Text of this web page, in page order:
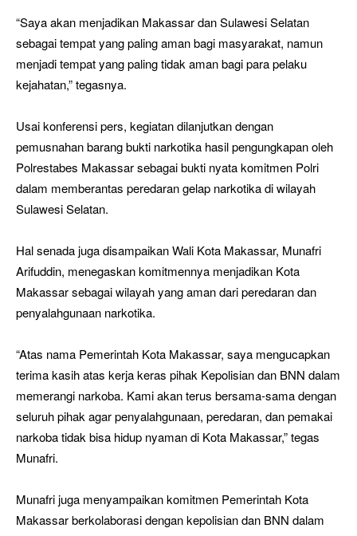
“Saya akan menjadikan Makassar dan Sulawesi Selatan
sebagai tempat yang paling aman bagi masyarakat, namun
menjadi tempat yang paling tidak aman bagi para pelaku
kejahatan,” tegasnya.
Usai konferensi pers, kegiatan dilanjutkan dengan
pemusnahan barang bukti narkotika hasil pengungkapan oleh
Polrestabes Makassar sebagai bukti nyata komitmen Polri
dalam memberantas peredaran gelap narkotika di wilayah
Sulawesi Selatan.
Hal senada juga disampaikan Wali Kota Makassar, Munafri
Arifuddin, menegaskan komitmennya menjadikan Kota
Makassar sebagai wilayah yang aman dari peredaran dan
penyalahgunaan narkotika.
“Atas nama Pemerintah Kota Makassar, saya mengucapkan
terima kasih atas kerja keras pihak Kepolisian dan BNN dalam
memerangi narkoba. Kami akan terus bersama-sama dengan
seluruh pihak agar penyalahgunaan, peredaran, dan pemakai
narkoba tidak bisa hidup nyaman di Kota Makassar,” tegas
Munafri.
Munafri juga menyampaikan komitmen Pemerintah Kota
Makassar berkolaborasi dengan kepolisian dan BNN dalam